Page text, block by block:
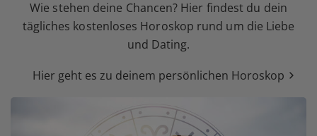
Wie stehen deine Chancen? Hier findest du dein
tägliches kostenloses Horoskop rund um die Liebe
und Dating.
Hier geht es zu deinem persönlichen Horoskop